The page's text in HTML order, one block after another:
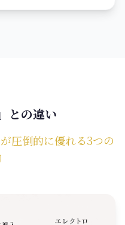
との違い
圧倒的に優れる3つの